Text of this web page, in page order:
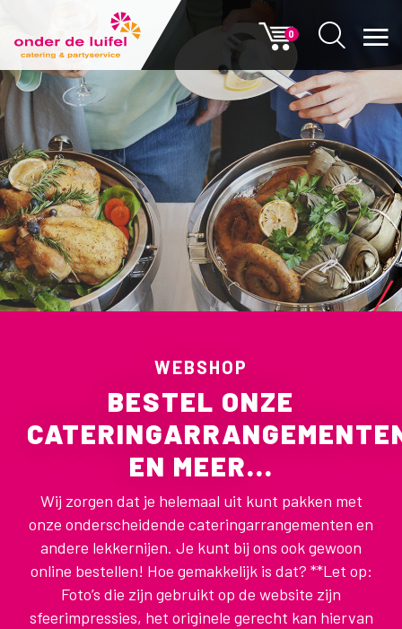
0
WEBSHOP
BESTEL ONZE
EN MEER...
Wij zorgen dat je helemaal uit kunt pakken met
onze onderscheidende cateringarrangementen en
andere lekkernijen. Je kunt bij ons ook gewoon
online bestellen! Hoe gemakkelijk is dat? **Let op:
Foto’s die zijn gebruikt op de website zijn
sfeerimpressies, het originele gerecht kan hiervan